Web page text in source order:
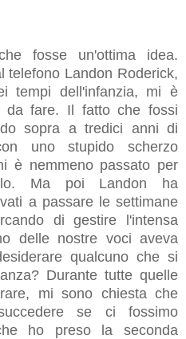
fosse un'ottima idea.
telefono Landon Roderick,
tempi dell'infanzia, mi è
da fare. Il fatto che fossi
sopra a tredici anni di
uno stupido scherzo
è nemmeno passato per
Ma poi Landon ha
a passare le settimane
di gestire l'intensa
delle nostre voci aveva
qualcuno che si
Durante tutte quelle
mi sono chiesta che
se ci fossimo
ho preso la seconda